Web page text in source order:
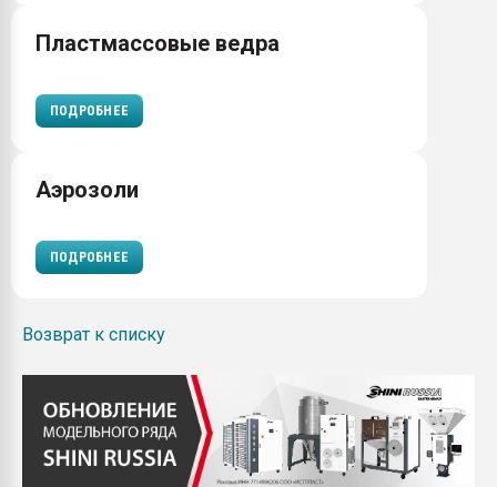
Пластмассовые ведра
ПОДРОБНЕЕ
Аэрозоли
ПОДРОБНЕЕ
Возврат к списку